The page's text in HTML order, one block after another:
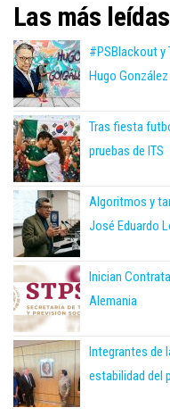
Las más
#PSBlackout
Hugo González
Tras fiesta
pruebas de ITS
Algoritmos y
José Eduardo
Inician
Alemania
Integrantes de
estabilidad del